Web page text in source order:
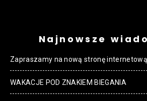
Najnowsze
Zapraszamy na nową stronę internetową
WAKACJE POD ZNAKIEM BIEGANIA